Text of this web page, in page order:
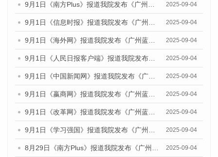
9月1日《南方Plus》报道我院发布《广州蓝皮书：广州文化产业发展报告（2025）》的媒体文章 2025-09-04
9月1日《信息时报》报道我院发布《广州蓝皮书：广州文化产业发展报告（2025）》的媒体文章 2025-09-04
9月1日《海外网》报道我院发布《广州蓝皮书：广州文化产业发展报告（2025）》的媒体文章 2025-09-04
9月1日《人民日报客户端》报道我院发布《广州蓝皮书：广州文化产业发展报告（2025）》的媒体文章 2025-09-04
9月1日《中国新闻网》报道我院发布《广州蓝皮书：广州文化产业发展报告（2025）》的媒体文章 2025-09-04
9月1日《嬴商网》报道我院发布《广州蓝皮书：广州文化产业发展报告（2025）》的媒体文章 2025-09-04
9月1日《改革网》报道我院发布《广州蓝皮书：广州文化产业发展报告（2025）》的媒体文章 2025-09-04
9月1日《学习强国》报道我院发布《广州蓝皮书：广州国际商贸中心发展报告（2025）》的媒体文章 2025-09-04
8月29日《南方Plus》报道我院发布《广州蓝皮书：广州国际商贸中心发展报告（2025）》的媒体文章 2025-09-04